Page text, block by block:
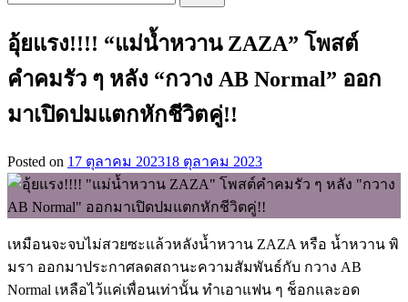
อุ้ยแรง!!!! “แม่น้ำหวาน ZAZA” โพสต์
คำคมรัว ๆ หลัง “กวาง AB Normal” ออก
มาเปิดปมแตกหักชีวิตคู่!!
Posted on 17 ตุลาคม 202318 ตุลาคม 2023
เหมือนจะจบไม่สวยซะแล้วหลังน้ำหวาน ZAZA หรือ น้ำหวาน พิ
มรา ออกมาประกาศลดสถานะความสัมพันธ์กับ กวาง AB
Normal เหลือไว้แค่เพื่อนเท่านั้น ทำเอาแฟน ๆ ช็อกและอด